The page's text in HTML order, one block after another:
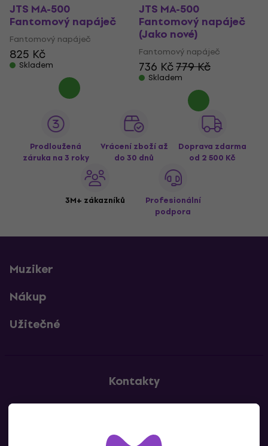
JTS MA-500
Fantomový napáječ
Fantomový napáječ
825 Kč
Skladem
JTS MA-500
Fantomový napáječ
(Jako nové)
Fantomový napáječ
736 Kč779 Kč
Skladem
Prodloužená
záruka na 3 roky
Vrácení zboží až
do 30 dnů
Doprava zdarma
od 2 500 Kč
3M+ zákazníků
Profesionální
podpora
Muziker
Nákup
Užitečné
Kontakty